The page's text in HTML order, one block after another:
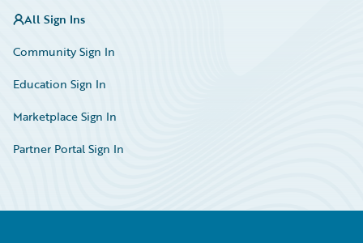
All Sign Ins
Community Sign In
Education Sign In
Marketplace Sign In
Partner Portal Sign In